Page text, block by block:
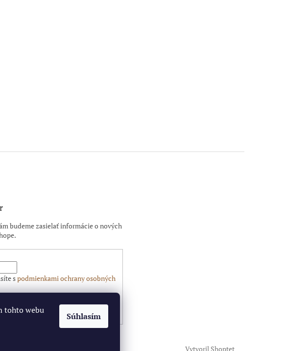
tohto webu
Súhlasím
budeme zasielať informácie o nových
spodmienkami ochrany osobných
Vytvoril Shoptet